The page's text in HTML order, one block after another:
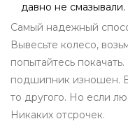
давно не смазывали.
Самый надежный
Вывесьте колесо,
попытайтесь
подшипник изношен.
то другого. Но если
Никаких отсрочек.